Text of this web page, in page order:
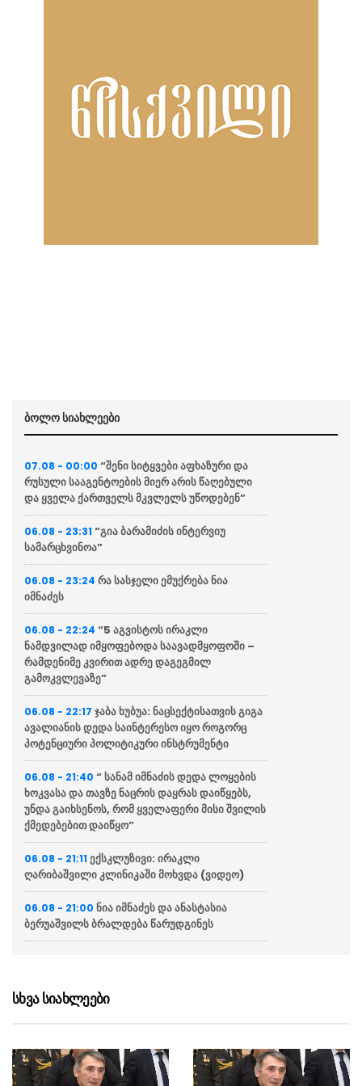
ბოლო სიახლეები
07.08 - 00:00 “შენი სიტყვები აფხაზური და
რუსული სააგენტოების მიერ არის წაღებული
და ყველა ქართველს მკვლელს უწოდებენ”
06.08 - 23:31 “გია ბარამიძის ინტერვიუ
სამარცხვინოა”
06.08 - 23:24 რა სასჯელი ემუქრება ნია
იმნაძეს
06.08 - 22:24 “5 აგვისტოს ირაკლი
ნამდვილად იმყოფებოდა საავადმყოფოში –
რამდენიმე კვირით ადრე დაგეგმილ
გამოკვლევაზე”
06.08 - 22:17 ჯაბა ხუბუა: ნაცსექტისათვის გიგა
ავალიანის დედა საინტერესო იყო როგორც
პოტენციური პოლიტიკური ინსტრუმენტი
06.08 - 21:40 “ სანამ იმნაძის დედა ლოყების
ხოკვასა და თავზე ნაცრის დაყრას დაიწყებს,
უნდა გაიხსენოს, რომ ყველაფერი მისი შვილის
ქმედებებით დაიწყო”
06.08 - 21:11 ექსკლუზივი: ირაკლი
ღარიბაშვილი კლინიკაში მოხვდა (ვიდეო)
06.08 - 21:00 ნია იმნაძეს და ანასტასია
ბერუაშვილს ბრალდება წარუდგინეს
ფლოტის დაახლოებით 80%-ში”
და დროს მოითხოვს
სხვა სიახლეები